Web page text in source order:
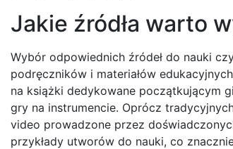
Jakie źródła warto
Wybór odpowiednich źródeł do nauki
podręczników i materiałów
na książki dedykowane początkującym
gry na instrumencie. Oprócz
video prowadzone przez
przykłady utworów do nauki, co